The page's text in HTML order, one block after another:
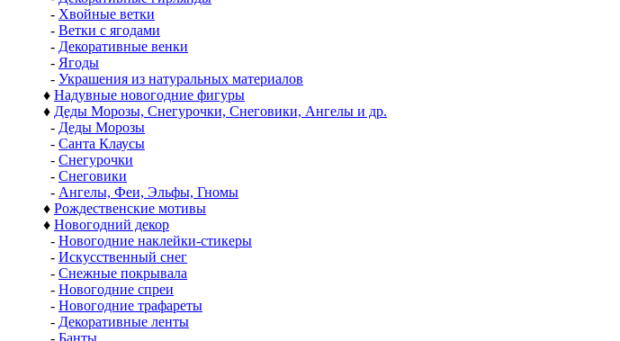
- Хвойные ветки
- Ветки с ягодами
- Декоративные венки
- Ягоды
- Украшения из натуральных материалов
♦ Надувные новогодние фигуры
♦ Деды Морозы, Снегурочки, Снеговики, Ангелы и др.
- Деды Морозы
- Санта Клаусы
- Снегурочки
- Снеговики
- Ангелы, Феи, Эльфы, Гномы
♦ Рождественские мотивы
♦ Новогодний декор
- Новогодние наклейки-стикеры
- Искусственный снег
- Снежные покрывала
- Новогодние спреи
- Новогодние трафареты
- Декоративные ленты
- Банты